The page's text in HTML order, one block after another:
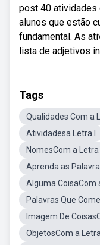
post 40 atividades
alunos que estão
fundamental. As
lista de adjetivos
Tags
Qualidades Com a
Atividadesa Letra I
NomesCom a Letra I
Aprenda as
Alguma CoisaCom
Palavras Que
Imagem De
ObjetosCom a Letra I